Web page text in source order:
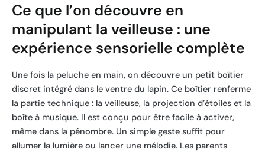
Ce que l’on découvre en
manipulant la veilleuse : une
expérience sensorielle complète
Une fois la peluche en main, on découvre un petit boîtier
discret intégré dans le ventre du lapin. Ce boîtier renferme
la partie technique : la veilleuse, la projection d’étoiles et la
boîte à musique. Il est conçu pour être facile à activer,
même dans la pénombre. Un simple geste suffit pour
allumer la lumière ou lancer une mélodie. Les parents